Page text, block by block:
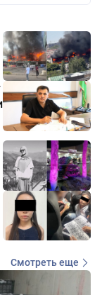
Смотреть еще